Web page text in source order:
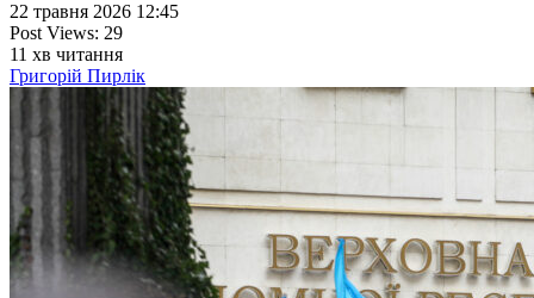
22 травня 2026 12:45
Post Views: 29
11 хв читання
Григорій Пирлік